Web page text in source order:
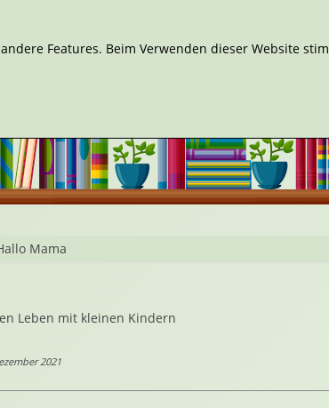
Mama
Leben mit kleinen Kindern
2021
Features. Beim Verwenden dieser Website